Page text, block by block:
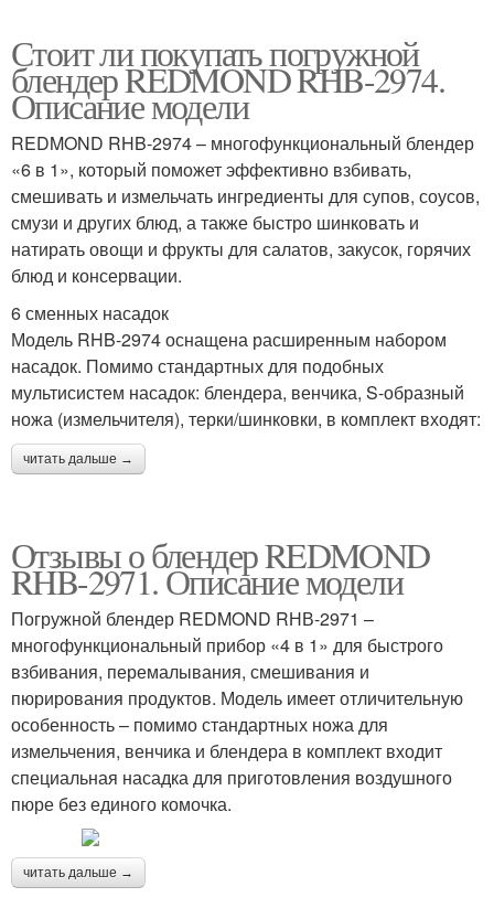
Стоит ли покупать погружной
блендер REDMOND RHB-2974.
Описание модели
REDMOND RHB-2974 – многофункциональный блендер
«6 в 1», который поможет эффективно взбивать,
смешивать и измельчать ингредиенты для супов, соусов,
смузи и других блюд, а также быстро шинковать и
натирать овощи и фрукты для салатов, закусок, горячих
блюд и консервации.
6 сменных насадок
Модель RHB-2974 оснащена расширенным набором
насадок. Помимо стандартных для подобных
мультисистем насадок: блендера, венчика, S-образный
ножа (измельчителя), терки/шинковки, в комплект входят:
читать дальше →
Отзывы о блендер REDMOND
RHB-2971. Описание модели
Погружной блендер REDMOND RНВ-2971 –
многофункциональный прибор «4 в 1» для быстрого
взбивания, перемалывания, смешивания и
пюрирования продуктов. Модель имеет отличительную
особенность – помимо стандартных ножа для
измельчения, венчика и блендера в комплект входит
специальная насадка для приготовления воздушного
пюре без единого комочка.
читать дальше →